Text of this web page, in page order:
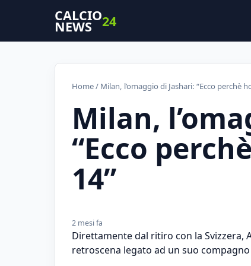
CALCIO
NEWS 24
Home/ Milan, l’omaggio di Jashari: “Ecco perchè
Milan,
“Ecco
14”
2 mesi fa
Direttamente dal ritiro con la Svizzera,
retroscena legato ad un suo compagno